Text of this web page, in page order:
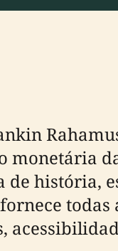
história,